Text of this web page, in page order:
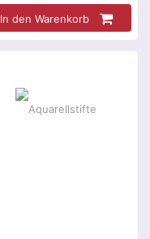
In den Warenkorb